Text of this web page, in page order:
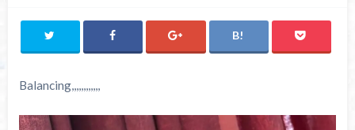
Balancing,,,,,,,,,,,,